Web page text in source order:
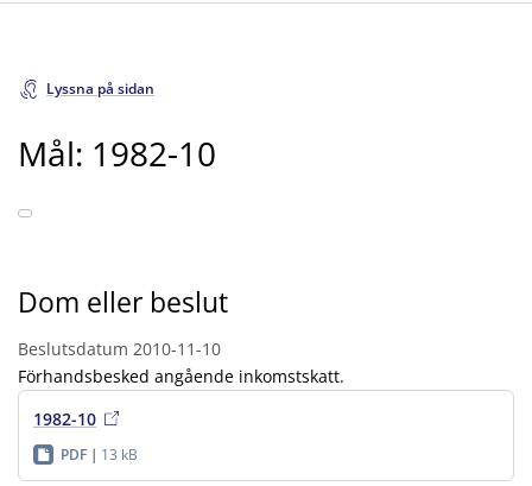
Lyssna på sidan
Mål: 1982-10
Dom eller beslut
Beslutsdatum 2010-11-10
Förhandsbesked angående inkomstskatt.
1982-10
PDF 13 kB